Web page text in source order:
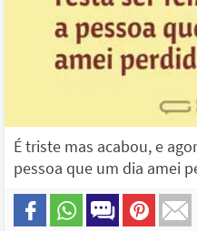
É triste mas acabou, e
pessoa que um dia amei